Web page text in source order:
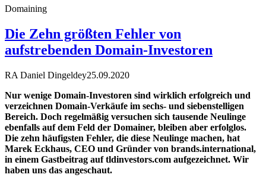
Domaining
Die Zehn größten Fehler von
aufstrebenden Domain-Investoren
RA Daniel Dingeldey25.09.2020
Nur wenige Domain-Investoren sind wirklich erfolgreich und
verzeichnen Domain-Verkäufe im sechs- und siebenstelligen
Bereich. Doch regelmäßig versuchen sich tausende Neulinge
ebenfalls auf dem Feld der Domainer, bleiben aber erfolglos.
Die zehn häufigsten Fehler, die diese Neulinge machen, hat
Marek Eckhaus, CEO und Gründer von brands.international,
in einem Gastbeitrag auf tldinvestors.com aufgezeichnet. Wir
haben uns das angeschaut.